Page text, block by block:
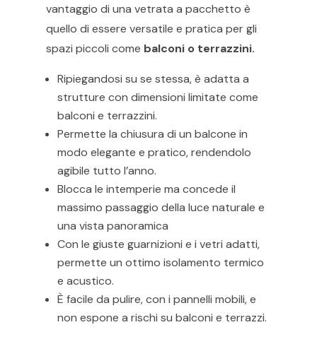
vantaggio di una vetrata a pacchetto è
quello di essere versatile e pratica per gli
spazi piccoli come balconi o terrazzini.
Ripiegandosi su se stessa, è adatta a
strutture con dimensioni limitate come
balconi e terrazzini.
Permette la chiusura di un balcone in
modo elegante e pratico, rendendolo
agibile tutto l’anno.
Blocca le intemperie ma concede il
massimo passaggio della luce naturale e
una vista panoramica
Con le giuste guarnizioni e i vetri adatti,
permette un ottimo isolamento termico
e acustico.
È facile da pulire, con i pannelli mobili, e
non espone a rischi su balconi e terrazzi.